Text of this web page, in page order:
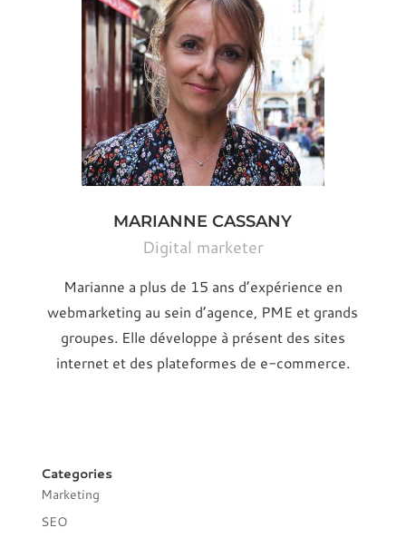
MARIANNE CASSANY
Digital marketer
Marianne a plus de 15 ans d’expérience en
webmarketing au sein d’agence, PME et grands
groupes. Elle développe à présent des sites
internet et des plateformes de e-commerce.
Categories
Marketing
SEO